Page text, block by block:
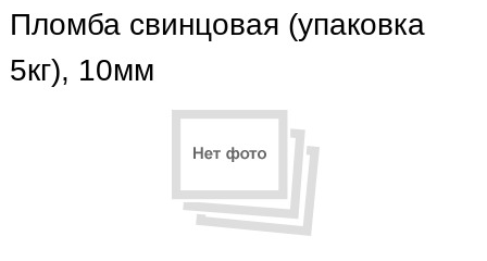
Пломба свинцовая (упаковка
5кг), 10мм